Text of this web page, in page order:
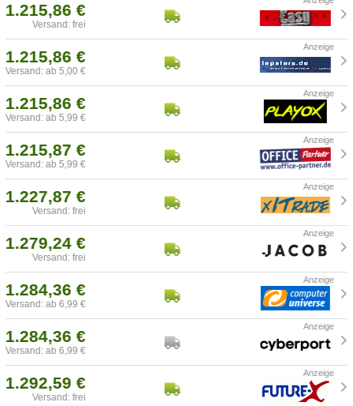
1.215,86 €
Versand: frei
1.215,86 €
Versand: ab 5,00 €
1.215,86 €
Versand: ab 5,99 €
1.215,87 €
Versand: ab 5,99 €
1.227,87 €
Versand: frei
1.279,24 €
Versand: frei
1.284,36 €
Versand: ab 6,99 €
1.284,36 €
Versand: ab 6,99 €
1.292,59 €
Versand: frei